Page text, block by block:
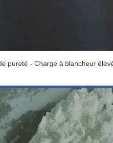
pureté - Charge à blancheur